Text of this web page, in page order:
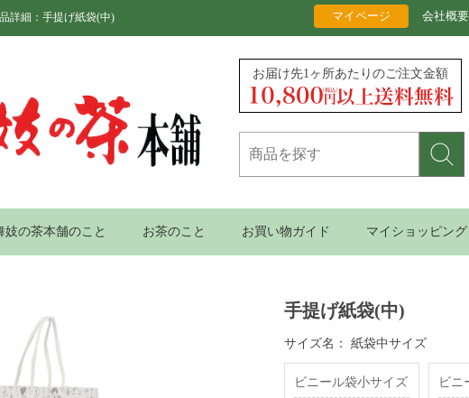
詳細：手提げ紙袋(中) マイページ 会社概要
お届け先1ヶ所あたりのご注文金額
妓の茶本舗のこと お茶のこと お買い物ガイド マイショッピング
手提げ紙袋(中)
サイズ名： 紙袋中サイズ
ビニール袋小サイズ ビニ